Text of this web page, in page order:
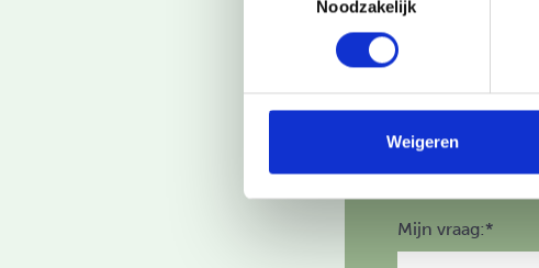
Noodzakelijk
Weigeren
Ouder
Mijn vraag:*